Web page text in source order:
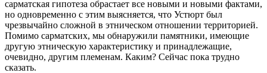
сарматская гипотеза обрастает все новыми и новыми фактами,
но одновременно с этим выясняется, что Устюрт был
чрезвычайно сложной в этническом отношении территорией.
Помимо сарматских, мы обнаружили памятники, имеющие
другую этническую характеристику и принадлежащие,
очевидно, другим племенам. Каким? Сейчас пока трудно
сказать.